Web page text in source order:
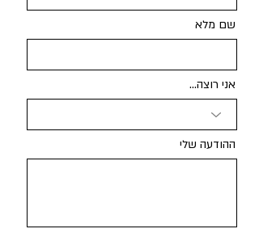
שם מלא
אני רוצה...
ההודעה שלי